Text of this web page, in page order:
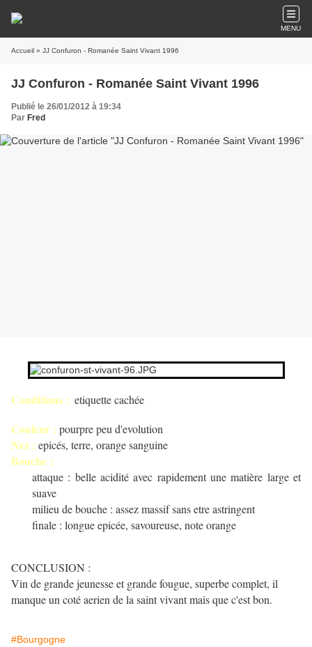
MENU
Accueil » JJ Confuron - Romanée Saint Vivant 1996
JJ Confuron - Romanée Saint Vivant 1996
Publié le 26/01/2012 à 19:34
Par Fred
Conditions : etiquette cachée
Couleur : pourpre peu d'evolution
Nez : epicés, terre, orange sanguine
Bouche :
attaque : belle acidité avec rapidement une matière large et
suave
milieu de bouche : assez massif sans etre astringent
finale : longue epicée, savoureuse, note orange
CONCLUSION :
Vin de grande jeunesse et grande fougue, superbe complet, il
manque un coté aerien de la saint vivant mais que c'est bon.
#Bourgogne